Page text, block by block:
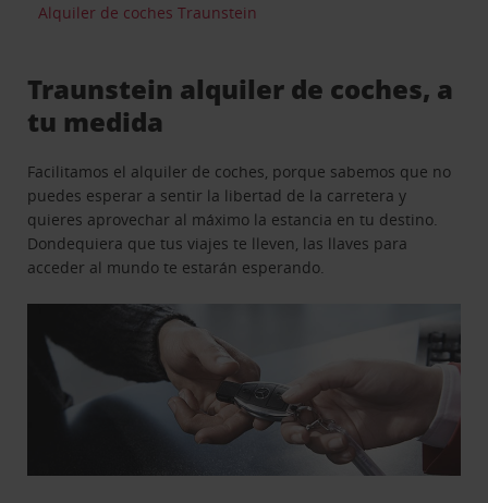
Alquiler de coches Traunstein
Traunstein alquiler de coches, a
tu medida
Facilitamos el alquiler de coches, porque sabemos que no
puedes esperar a sentir la libertad de la carretera y
quieres aprovechar al máximo la estancia en tu destino.
Dondequiera que tus viajes te lleven, las llaves para
acceder al mundo te estarán esperando.